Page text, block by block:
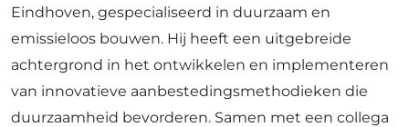
Eindhoven, gespecialiseerd in duurzaam en
emissieloos bouwen. Hij heeft een uitgebreide
achtergrond in het ontwikkelen en implementeren
van innovatieve aanbestedingsmethodieken die
duurzaamheid bevorderen. Samen met een collega